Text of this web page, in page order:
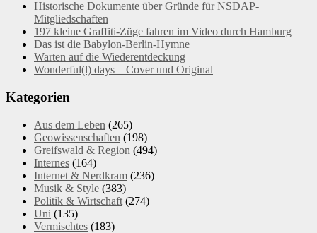
Historische Dokumente über Gründe für NSDAP-
Mitgliedschaften
197 kleine Graffiti-Züge fahren im Video durch Hamburg
Das ist die Babylon-Berlin-Hymne
Warten auf die Wiederentdeckung
Wonderful(l) days – Cover und Original
Kategorien
Aus dem Leben (265)
Geowissenschaften (198)
Greifswald & Region (494)
Internes (164)
Internet & Nerdkram (236)
Musik & Style (383)
Politik & Wirtschaft (274)
Uni (135)
Vermischtes (183)